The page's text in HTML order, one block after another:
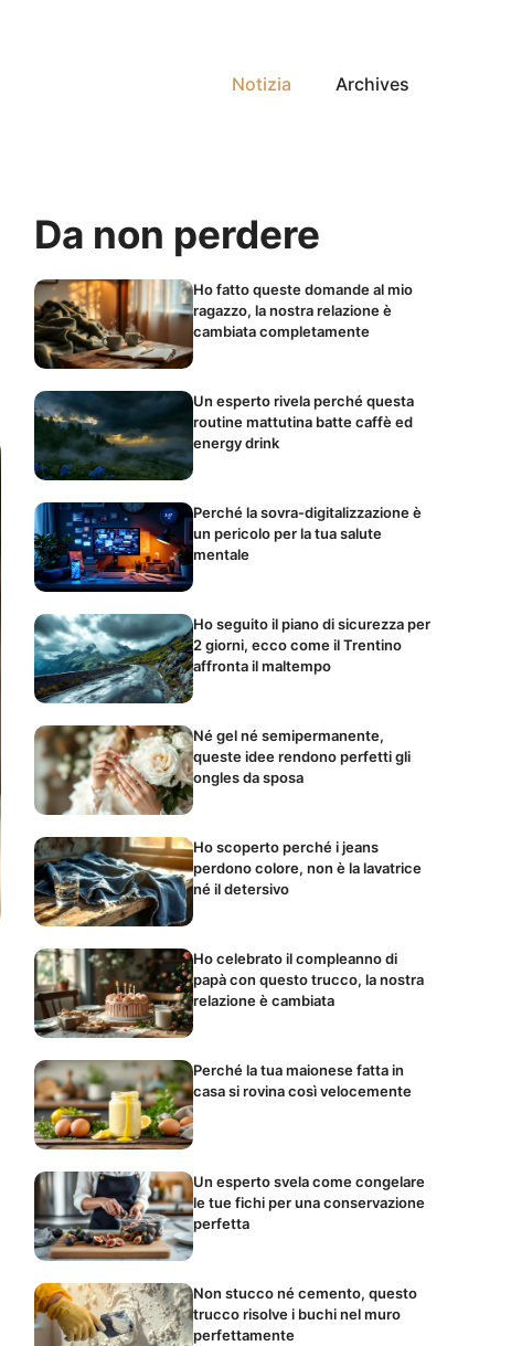
Notizia Archives
Da non perdere
Ho fatto queste domande al mio
ragazzo, la nostra relazione è
cambiata completamente
Un esperto rivela perché questa
routine mattutina batte caffè ed
energy drink
Perché la sovra-digitalizzazione è
un pericolo per la tua salute
mentale
Ho seguito il piano di sicurezza per
2 giorni, ecco come il Trentino
affronta il maltempo
Né gel né semipermanente,
queste idee rendono perfetti gli
ongles da sposa
Ho scoperto perché i jeans
perdono colore, non è la lavatrice
né il detersivo
Ho celebrato il compleanno di
papà con questo trucco, la nostra
relazione è cambiata
Perché la tua maionese fatta in
casa si rovina così velocemente
Un esperto svela come congelare
le tue fichi per una conservazione
perfetta
Non stucco né cemento, questo
trucco risolve i buchi nel muro
perfettamente